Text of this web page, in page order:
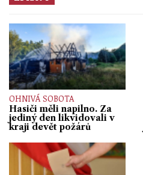
OHNIVÁ SOBOTA
Hasiči měli napilno. Za
jediný den likvidovali v
kraji devět požárů